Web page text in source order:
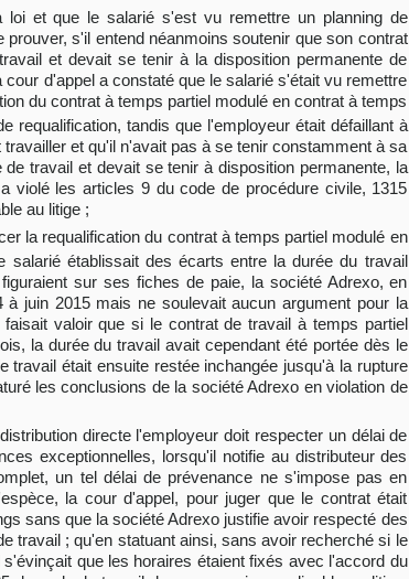
et que le salarié s'est vu remettre un planning de
s'il entend néanmoins soutenir que son contrat
et devait se tenir à la disposition permanente de
d'appel a constaté que le salarié s'était vu remettre
du contrat à temps partiel modulé en contrat à temps
requalification, tandis que l'employeur était défaillant à
et qu'il n'avait pas à se tenir constamment à sa
travail et devait se tenir à disposition permanente, la
violé les articles 9 du code de procédure civile, 1315
au litige ;
la requalification du contrat à temps partiel modulé en
établissait des écarts entre la durée du travail
sur ses fiches de paie, la société Adrexo, en
juin 2015 mais ne soulevait aucun argument pour la
valoir que si le contrat de travail à temps partiel
la durée du travail avait cependant été portée dès le
était ensuite restée inchangée jusqu'à la rupture
les conclusions de la société Adrexo en violation de
directe l'employeur doit respecter un délai de
exceptionnelles, lorsqu'il notifie au distributeur des
un tel délai de prévenance ne s'impose pas en
la cour d'appel, pour juger que le contrat était
sans que la société Adrexo justifie avoir respecté des
travail ; qu'en statuant ainsi, sans avoir recherché si le
que les horaires étaient fixés avec l'accord du